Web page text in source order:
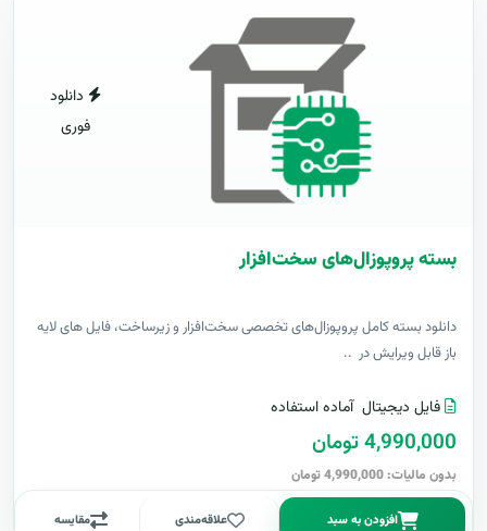
دانلود
فوری
بسته پروپوزال‌های سخت‌افزار
دانلود بسته کامل پروپوزال‌های تخصصی سخت‌افزار و زیرساخت، فایل های لایه
باز قابل ویرایش در ..
فایل دیجیتال آماده استفاده
4,990,000 تومان
بدون مالیات: 4,990,000 تومان
افزودن به سبد علاقه‌مندی مقایسه